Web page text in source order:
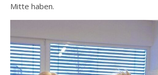
Mitte haben.